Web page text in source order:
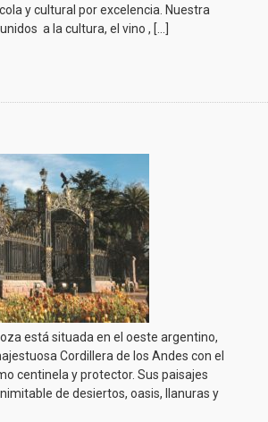
y cultural por excelencia. Nuestra
a la cultura, el vino , […]
está situada en el oeste argentino,
Cordillera de los Andes con el
centinela y protector. Sus paisajes
de desiertos, oasis, llanuras y